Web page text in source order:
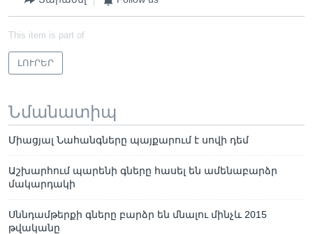
This item is part of
ԼՈՒՐԵՐ
Նմանատիպ
Միացյալ Նահանգները պայքարում է սովի դեմ
Աշխարհում պարենի գները հասել են ամենաբարձր
մակարդակի
Սննդամթերքի գները բարձր են մնալու մինչև 2015
թվականը